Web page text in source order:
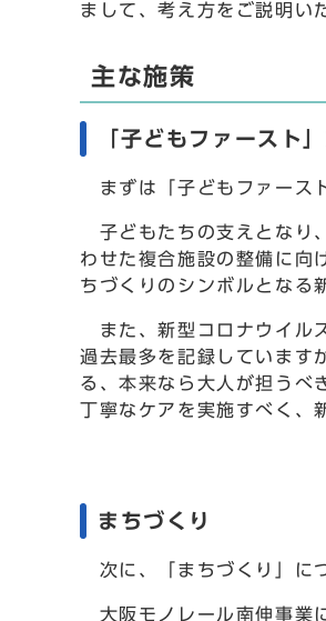
まして、考え方をご説明い
主な施策
「子どもファースト
まずは「子どもファース
子どもたちの支えとなり
わせた複合施設の整備に向
ちづくりのシンボルとなる
また、新型コロナウイル
過去最多を記録しています
る、本来なら大人が担うべ
丁寧なケアを実施すべく、
まちづくり
次に、「まちづくり」に
大阪モノレール南伸事業